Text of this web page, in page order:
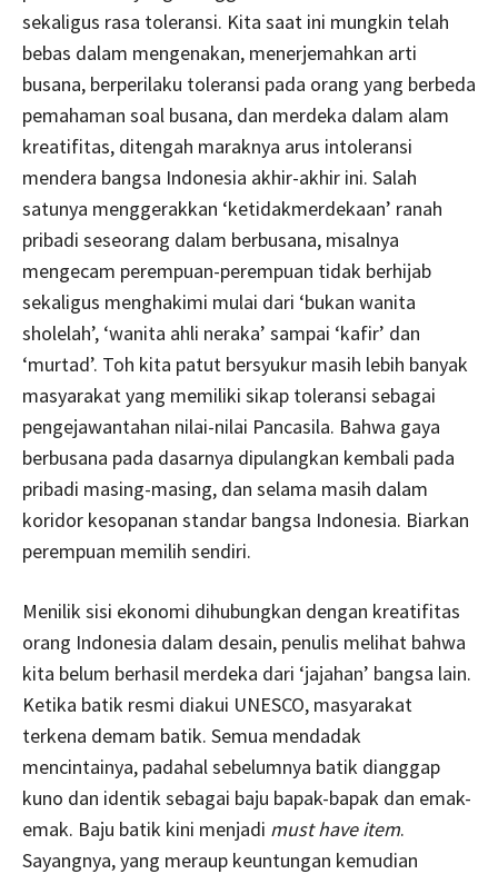
sekaligus rasa toleransi. Kita saat ini mungkin telah
bebas dalam mengenakan, menerjemahkan arti
busana, berperilaku toleransi pada orang yang berbeda
pemahaman soal busana, dan merdeka dalam alam
kreatifitas, ditengah maraknya arus intoleransi
mendera bangsa Indonesia akhir-akhir ini. Salah
satunya menggerakkan ‘ketidakmerdekaan’ ranah
pribadi seseorang dalam berbusana, misalnya
mengecam perempuan-perempuan tidak berhijab
sekaligus menghakimi mulai dari ‘bukan wanita
sholelah’, ‘wanita ahli neraka’ sampai ‘kafir’ dan
‘murtad’. Toh kita patut bersyukur masih lebih banyak
masyarakat yang memiliki sikap toleransi sebagai
pengejawantahan nilai-nilai Pancasila. Bahwa gaya
berbusana pada dasarnya dipulangkan kembali pada
pribadi masing-masing, dan selama masih dalam
koridor kesopanan standar bangsa Indonesia. Biarkan
perempuan memilih sendiri.
Menilik sisi ekonomi dihubungkan dengan kreatifitas
orang Indonesia dalam desain, penulis melihat bahwa
kita belum berhasil merdeka dari ‘jajahan’ bangsa lain.
Ketika batik resmi diakui UNESCO, masyarakat
terkena demam batik. Semua mendadak
mencintainya, padahal sebelumnya batik dianggap
kuno dan identik sebagai baju bapak-bapak dan emak-
emak. Baju batik kini menjadi must have item.
Sayangnya, yang meraup keuntungan kemudian